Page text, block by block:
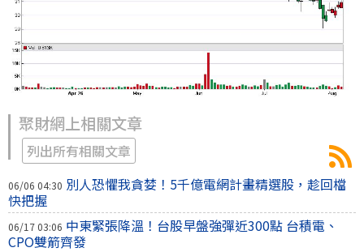
聚財網上相關文章
列出所有相關文章
06/06 04:30 別人恐懼我貪婪！5千億電網計畫精選股，趁回檔
快把握
06/17 03:06 中東緊張降溫！台股早盤強彈近300點 台積電、
CPO雙箭齊發